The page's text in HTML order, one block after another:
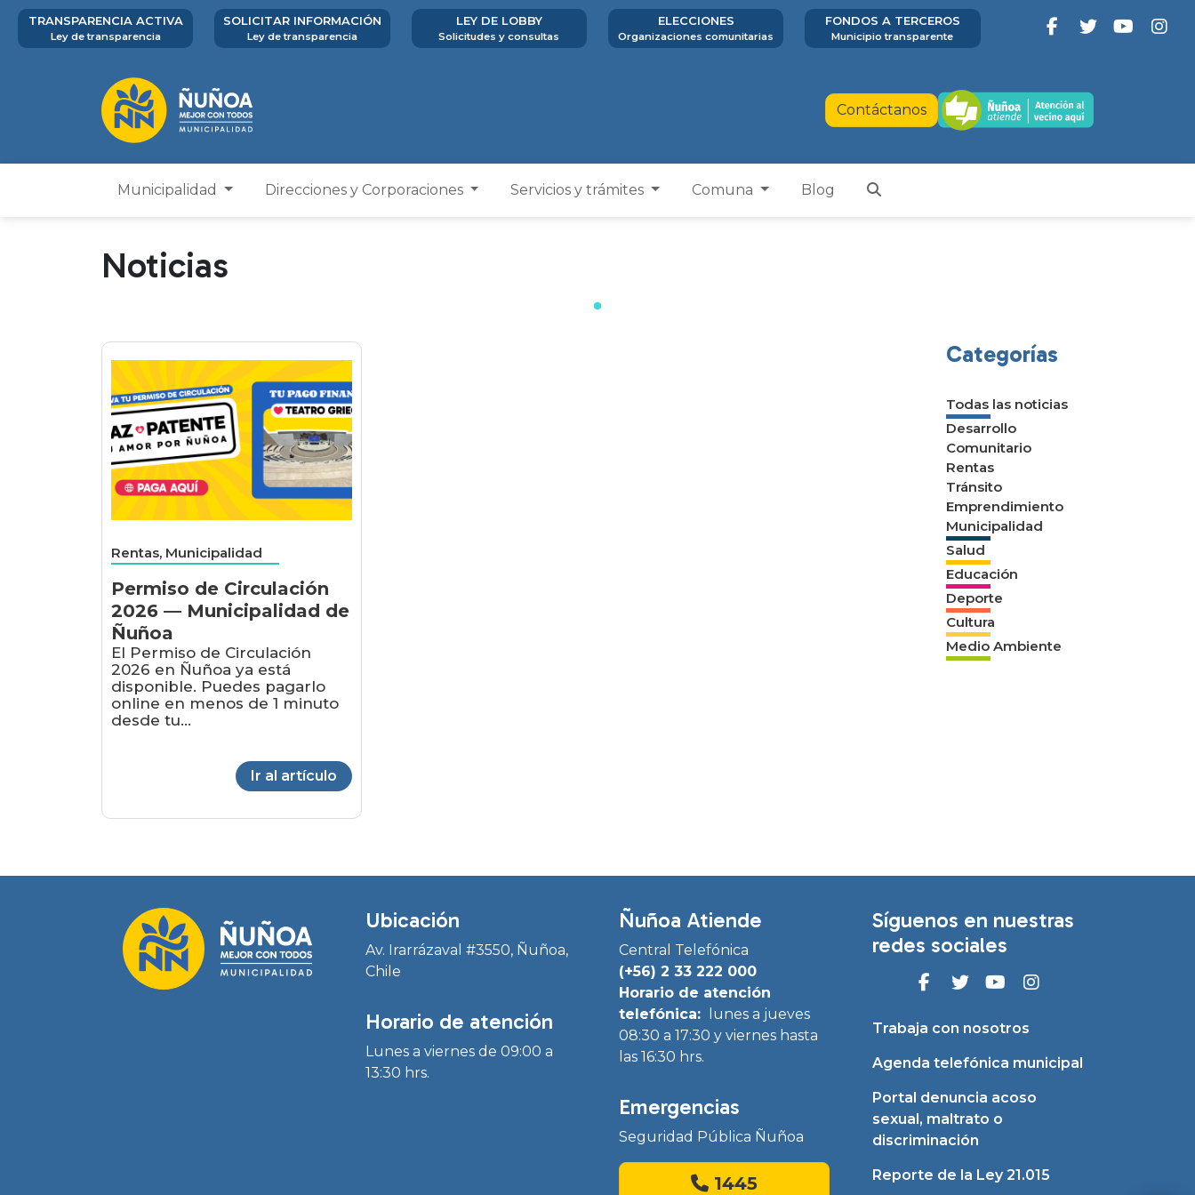
TRANSPARENCIA ACTIVA
Ley de transparencia
SOLICITAR INFORMACIÓN
Ley de transparencia
LEY DE LOBBY
Solicitudes y consultas
ELECCIONES
Organizaciones comunitarias
FONDOS A TERCEROS
Municipio transparente
Contáctanos
Municipalidad Direcciones y Corporaciones Servicios y trámites Comuna Blog
Noticias
Rentas, Municipalidad
Permiso de Circulación
2026 — Municipalidad de
Ñuñoa
El Permiso de Circulación
2026 en Ñuñoa ya está
disponible. Puedes pagarlo
online en menos de 1 minuto
desde tu...
Ir al artículo
Categorías
Todas las noticias
Desarrollo
Comunitario
Rentas
Tránsito
Emprendimiento
Municipalidad
Salud
Educación
Deporte
Cultura
Medio Ambiente
Ubicación
Av. Irarrázaval #3550, Ñuñoa,
Chile
Horario de atención
Lunes a viernes de 09:00 a
13:30 hrs.
Ñuñoa Atiende
Central Telefónica
(+56) 2 33 222 000
Horario de atención
telefónica:
lunes a jueves
08:30 a 17:30 y viernes hasta
las 16:30 hrs.
Emergencias
Seguridad Pública Ñuñoa
1445
Síguenos en nuestras
redes sociales
Trabaja con nosotros
Agenda telefónica municipal
Portal denuncia acoso
sexual, maltrato o
discriminación
Reporte de la Ley 21.015